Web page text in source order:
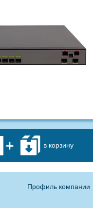
в корзину
Профиль компании